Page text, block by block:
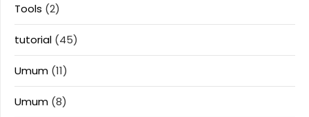
Tools (2)
tutorial (45)
Umum (11)
Umum (8)